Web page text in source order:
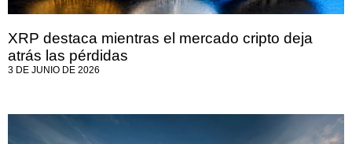
XRP destaca mientras el mercado cripto deja
atrás las pérdidas
3 DE JUNIO DE 2026